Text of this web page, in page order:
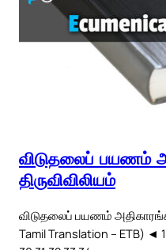
விடுதலைப் பயணம்
திருவிவிலியம்
விடுதலைப் பயணம்
Tamil Translation – ETB) ◄ 1